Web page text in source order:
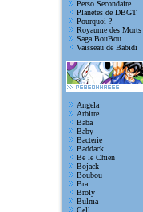
Perso Secondaire
Planetes de DBGT
Pourquoi ?
Royaume des Morts
Saga BouBou
Vaisseau de Babidi
Angela
Arbitre
Baba
Baby
Bacterie
Baddack
Be le Chien
Bojack
Boubou
Bra
Broly
Bulma
Cell